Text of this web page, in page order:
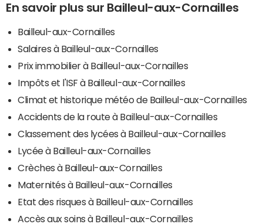
En savoir plus sur Bailleul-aux-Cornailles
Bailleul-aux-Cornailles
Salaires à Bailleul-aux-Cornailles
Prix immobilier à Bailleul-aux-Cornailles
Impôts et l'ISF à Bailleul-aux-Cornailles
Climat et historique météo de Bailleul-aux-Cornailles
Accidents de la route à Bailleul-aux-Cornailles
Classement des lycées à Bailleul-aux-Cornailles
Lycée à Bailleul-aux-Cornailles
Crèches à Bailleul-aux-Cornailles
Maternités à Bailleul-aux-Cornailles
Etat des risques à Bailleul-aux-Cornailles
Accès aux soins à Bailleul-aux-Cornailles